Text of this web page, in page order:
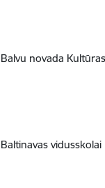
novada
vidusskolai